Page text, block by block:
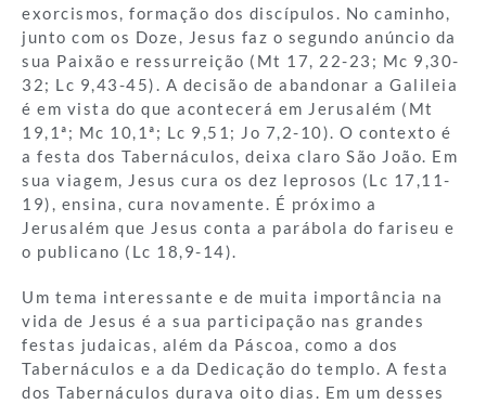
exorcismos, formação dos discípulos. No caminho,
junto com os Doze, Jesus faz o segundo anúncio da
sua Paixão e ressurreição (Mt 17, 22-23; Mc 9,30-
32; Lc 9,43-45). A decisão de abandonar a Galileia
é em vista do que acontecerá em Jerusalém (Mt
19,1ª; Mc 10,1ª; Lc 9,51; Jo 7,2-10). O contexto é
a festa dos Tabernáculos, deixa claro São João. Em
sua viagem, Jesus cura os dez leprosos (Lc 17,11-
19), ensina, cura novamente. É próximo a
Jerusalém que Jesus conta a parábola do fariseu e
o publicano (Lc 18,9-14).
Um tema interessante e de muita importância na
vida de Jesus é a sua participação nas grandes
festas judaicas, além da Páscoa, como a dos
Tabernáculos e a da Dedicação do templo. A festa
dos Tabernáculos durava oito dias. Em um desses